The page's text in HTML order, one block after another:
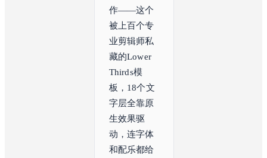
作——这个
被上百个专
业剪辑师私
藏的Lower
Thirds模
板，18个文
字层全靠原
生效果驱
动，连字体
和配乐都给